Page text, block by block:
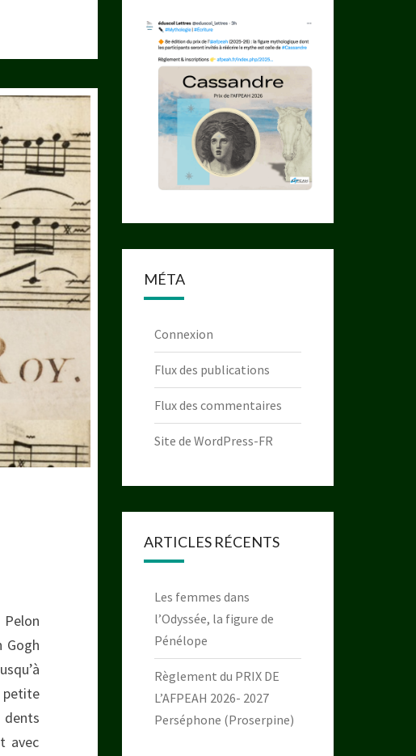
Gogh
petite
avec
MÉTA
Connexion
Flux des publications
Flux des commentaires
Site de WordPress-FR
ARTICLES RÉCENTS
Les femmes dans
l’Odyssée, la figure de
Pénélope
Règlement du PRIX DE
L’AFPEAH 2026- 2027
Perséphone (Proserpine)